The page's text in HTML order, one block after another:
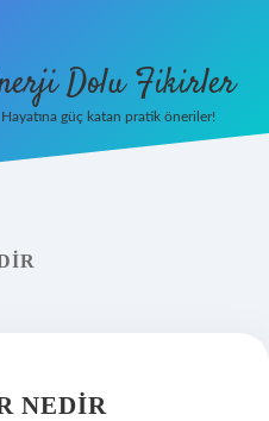
Dolu Fikirler
Hayatına güç katan pratik öneriler!
NEDIR